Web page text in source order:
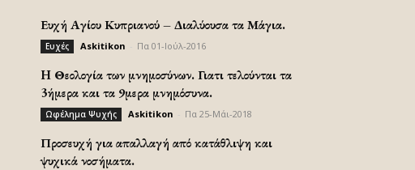
Ευχή Αγίου Κυπριανού – Διαλύουσα τα Μάγια.
Ευχές Askitikon Πα 01-Ιούλ-2016
H Θεολογία των μνημοσύνων. Γιατι τελούνται τα
3ήμερα και τα 9μερα μνημόσυνα.
Ωφέλημα Ψυχής Askitikon Πα 25-Μάι-2018
Προσευχή για απαλλαγή από κατάθλιψη και
ψυχικά νοσήματα.